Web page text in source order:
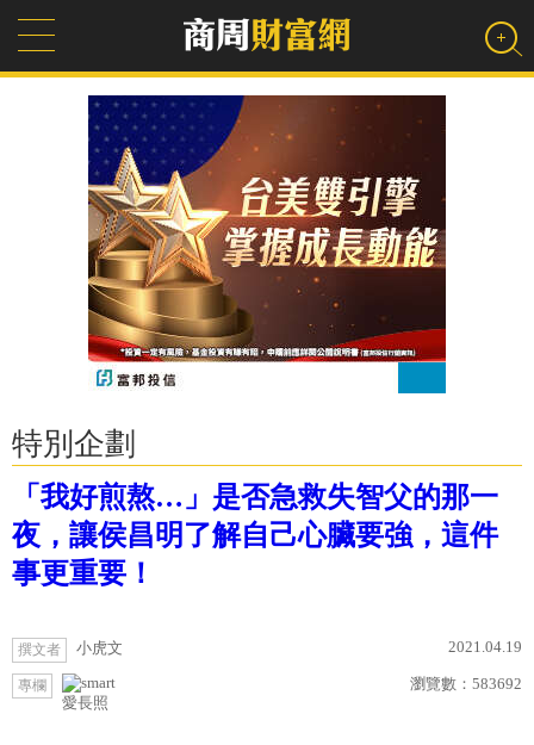
特別企劃
「我好煎熬…」是否急救失智父的那一
夜，讓侯昌明了解自己心臟要強，這件
事更重要！
撰文者 小虎文 2021.04.19
專欄
愛長照
瀏覽數： 583692